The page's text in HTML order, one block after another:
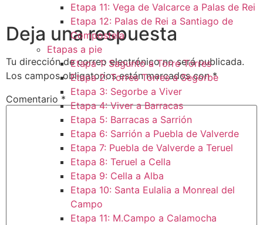
Etapa 11: Vega de Valcarce a Palas de Rei
Etapa 12: Palas de Rei a Santiago de
Compostela
Etapas a pie
Etapa 1: Sagunto a Torre Torres
Etapa 2: Torres Torres a Segorbe
Etapa 3: Segorbe a Viver
Etapa 4: Viver a Barracas
Etapa 5: Barracas a Sarrión
Etapa 6: Sarrión a Puebla de Valverde
Etapa 7: Puebla de Valverde a Teruel
Etapa 8: Teruel a Cella
Etapa 9: Cella a Alba
Etapa 10: Santa Eulalia a Monreal del
Campo​
Etapa 11: M.Campo a Calamocha​
Deja una respuesta
Tu dirección de correo electrónico no será publicada.
Los campos obligatorios están marcados con*
Comentario *